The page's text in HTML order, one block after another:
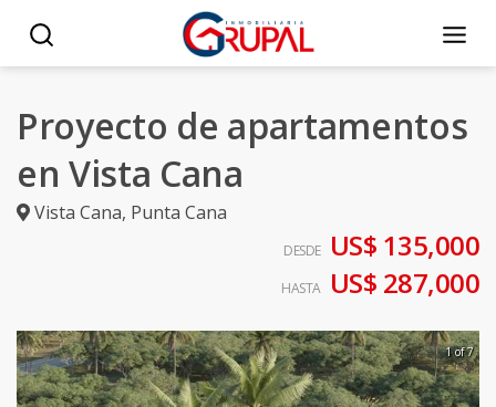
Proyecto de apartamentos
en Vista Cana
Vista Cana, Punta Cana
DESDE US$ 135,000
HASTA US$ 287,000
1 of 7